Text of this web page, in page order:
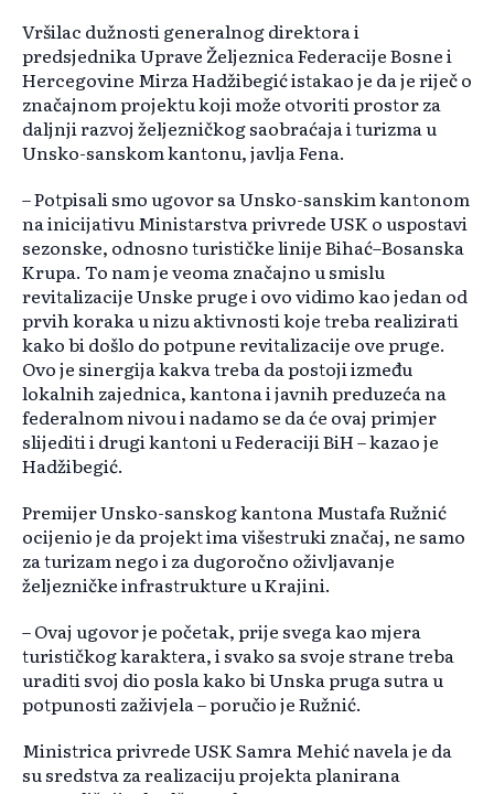
Vršilac dužnosti generalnog direktora i
predsjednika Uprave Željeznica Federacije Bosne i
Hercegovine Mirza Hadžibegić istakao je da je riječ o
značajnom projektu koji može otvoriti prostor za
daljnji razvoj željezničkog saobraćaja i turizma u
Unsko-sanskom kantonu, javlja Fena.
– Potpisali smo ugovor sa Unsko-sanskim kantonom
na inicijativu Ministarstva privrede USK o uspostavi
sezonske, odnosno turističke linije Bihać–Bosanska
Krupa. To nam je veoma značajno u smislu
revitalizacije Unske pruge i ovo vidimo kao jedan od
prvih koraka u nizu aktivnosti koje treba realizirati
kako bi došlo do potpune revitalizacije ove pruge.
Ovo je sinergija kakva treba da postoji između
lokalnih zajednica, kantona i javnih preduzeća na
federalnom nivou i nadamo se da će ovaj primjer
slijediti i drugi kantoni u Federaciji BiH – kazao je
Hadžibegić.
Premijer Unsko-sanskog kantona Mustafa Ružnić
ocijenio je da projekt ima višestruki značaj, ne samo
za turizam nego i za dugoročno oživljavanje
željezničke infrastrukture u Krajini.
– Ovaj ugovor je početak, prije svega kao mjera
turističkog karaktera, i svako sa svoje strane treba
uraditi svoj dio posla kako bi Unska pruga sutra u
potpunosti zaživjela – poručio je Ružnić.
Ministrica privrede USK Samra Mehić navela je da
su sredstva za realizaciju projekta planirana